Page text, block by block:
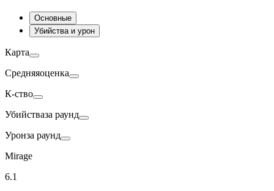
Основные
Убийства и урон
Карта
Средняяоценка
К-ство
Убийстваза раунд
Уронза раунд
Mirage
6.1